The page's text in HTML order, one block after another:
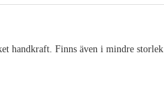
handkraft. Finns även i mindre storlek.